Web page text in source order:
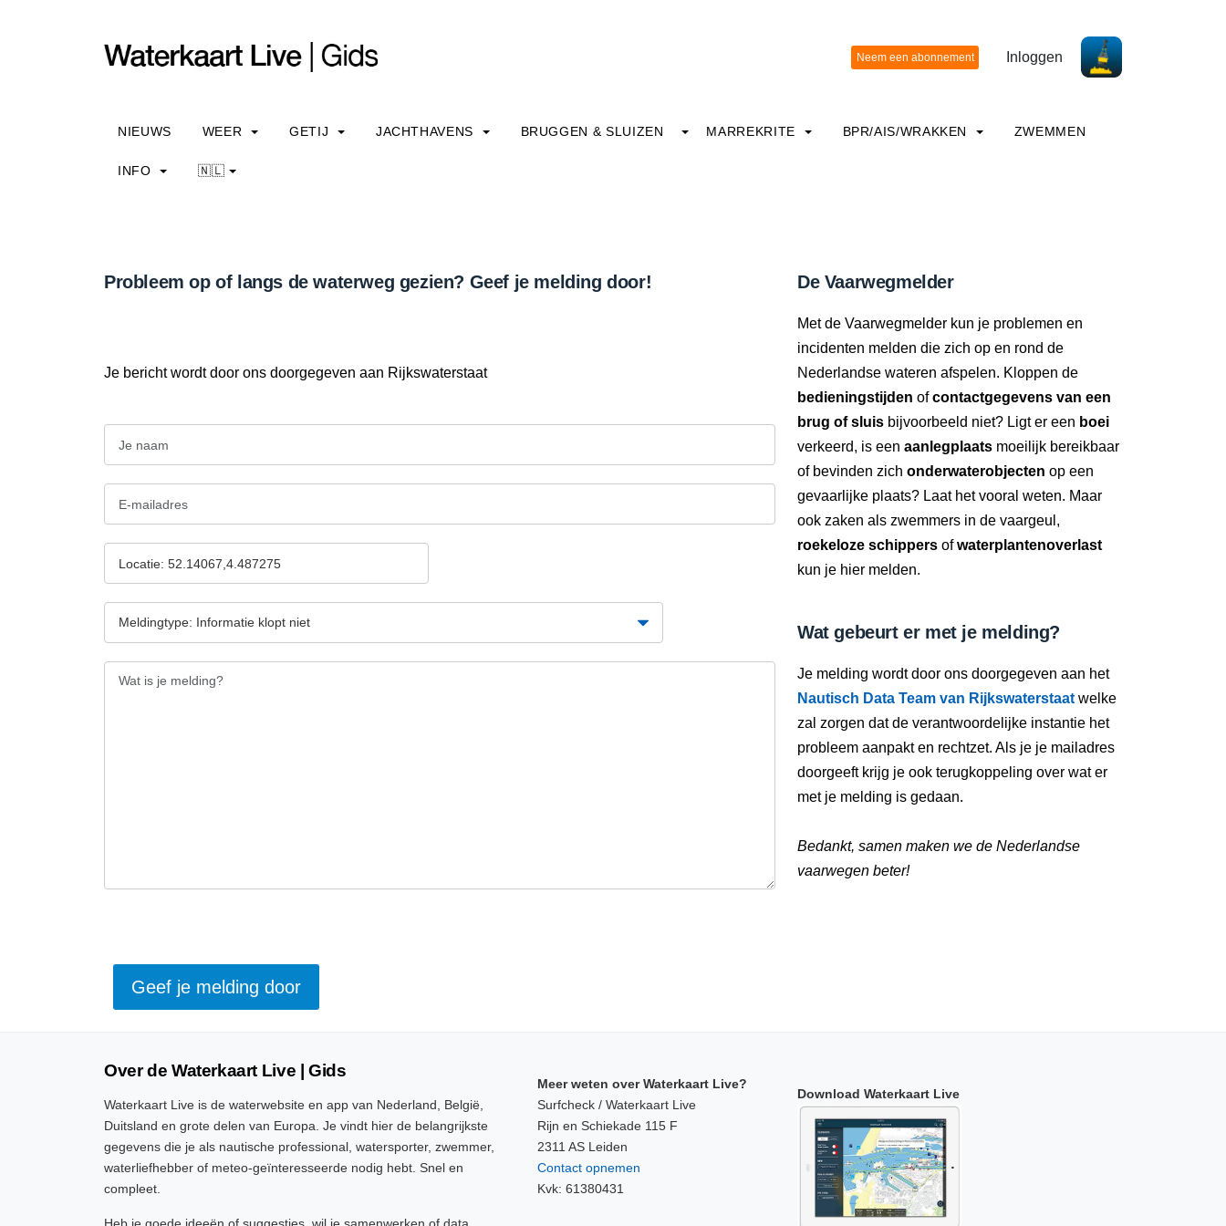
Inloggen
NIEUWS WEER GETIJ JACHTHAVENS BRUGGEN & SLUIZEN MARREKRITE BPR/AIS/WRAKKEN ZWEMMEN
INFO 🇳🇱
Probleem op of langs de waterweg gezien? Geef je melding door!
Je bericht wordt door ons doorgegeven aan Rijkswaterstaat
De Vaarwegmelder
Met de Vaarwegmelder kun je problemen en
incidenten melden die zich op en rond de
Nederlandse wateren afspelen. Kloppen de
bedieningstijden ofcontactgegevens van een
brug of sluis bijvoorbeeld niet? Ligt er een boei
verkeerd, is een aanlegplaats moeilijk bereikbaar
of bevinden zich onderwaterobjecten op een
gevaarlijke plaats? Laat het vooral weten. Maar
ook zaken als zwemmers in de vaargeul,
roekeloze schippers ofwaterplantenoverlast
kun je hier melden.
Wat gebeurt er met je melding?
Je melding wordt door ons doorgegeven aan het
Nautisch Data Team van Rijkswaterstaat welke
zal zorgen dat de verantwoordelijke instantie het
probleem aanpakt en rechtzet. Als je je mailadres
doorgeeft krijg je ook terugkoppeling over wat er
met je melding is gedaan.
Bedankt, samen maken we de Nederlandse
vaarwegen beter!
Over de Waterkaart Live | Gids
Waterkaart Live is de waterwebsite en app van Nederland, België,
Duitsland en grote delen van Europa. Je vindt hier de belangrijkste
gegevens die je als nautische professional, watersporter, zwemmer,
waterliefhebber of meteo-geïnteresseerde nodig hebt. Snel en
compleet.
Meer weten over Waterkaart Live?
Surfcheck / Waterkaart Live
Rijn en Schiekade 115 F
2311 AS Leiden
Contact opnemen
Kvk: 61380431
Download Waterkaart Live